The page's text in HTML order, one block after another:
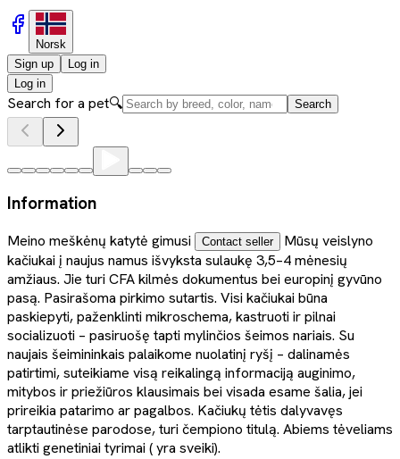
Norsk
Sign up
Log in
Log in
Search for a pet🔍 Search
Information
Meino meškėnų katytė gimusi Contact seller
Mūsų veislyno
kačiukai į naujus namus išvyksta sulaukę 3,5–4 mėnesių
amžiaus. Jie turi CFA kilmės dokumentus bei europinį gyvūno
pasą. Pasirašoma pirkimo sutartis. Visi kačiukai būna
paskiepyti, paženklinti mikroschema, kastruoti ir pilnai
socializuoti – pasiruošę tapti mylinčios šeimos nariais. Su
naujais šeimininkais palaikome nuolatinį ryšį – dalinamės
patirtimi, suteikiame visą reikalingą informaciją auginimo,
mitybos ir priežiūros klausimais bei visada esame šalia, jei
prireikia patarimo ar pagalbos. Kačiukų tėtis dalyvavęs
tarptautinėse parodose, turi čempiono titulą. Abiems tėveliams
atlikti genetiniai tyrimai ( yra sveiki).